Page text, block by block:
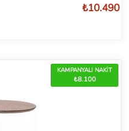
₺10.490
KAMPANYALI NAKİT
₺8.100